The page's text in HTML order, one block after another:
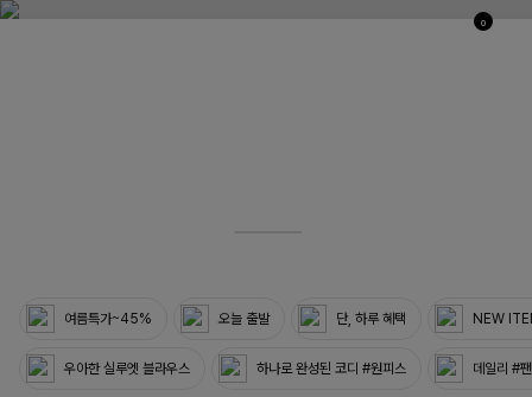
0
여름특가~45% 오늘 출발 단, 하루 혜택 NEW
우아한 실루엣 블라우스 하나로 완성된 코디 #원피스 데일리 #